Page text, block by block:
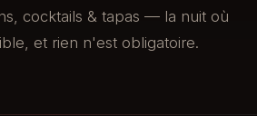
cocktails & tapas — la nuit où
et rien n'est obligatoire.